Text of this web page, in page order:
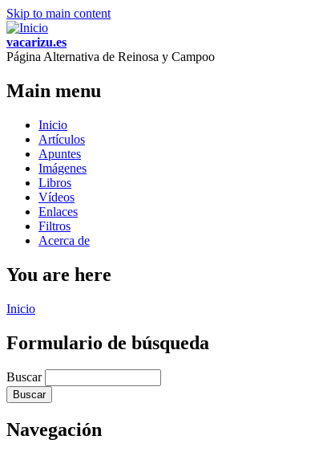
Skip to main content
vacarizu.es
Página Alternativa de Reinosa y Campoo
Main menu
Inicio
Artículos
Apuntes
Imágenes
Libros
Vídeos
Enlaces
Filtros
Acerca de
You are here
Inicio
Formulario de búsqueda
Buscar
Navegación